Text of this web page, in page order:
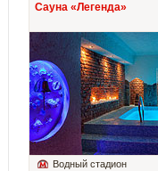
Сауна «Легенда»
Водный стадион